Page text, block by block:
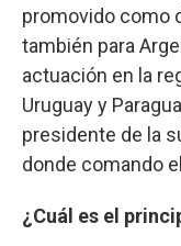
promovido como
también para
actuación en la
Uruguay y
presidente de la
donde comando
¿Cuál es el